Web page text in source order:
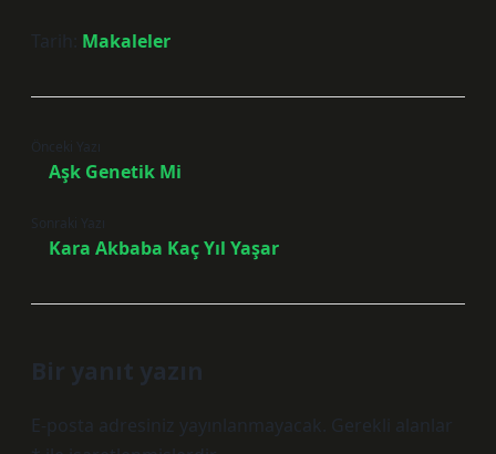
Tarih: Makaleler
Önceki Yazı
Aşk Genetik Mi
Sonraki Yazı
Kara Akbaba Kaç Yıl Yaşar
Bir yanıt yazın
E-posta adresiniz yayınlanmayacak. Gerekli alanlar